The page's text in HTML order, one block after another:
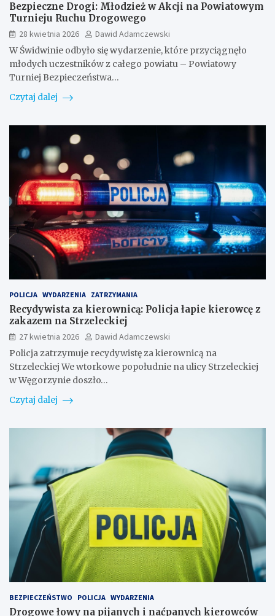
Bezpieczne Drogi: Młodzież w Akcji na Powiatowym
Turnieju Ruchu Drogowego
28 kwietnia 2026
Dawid Adamczewski
W Świdwinie odbyło się wydarzenie, które przyciągnęło
młodych uczestników z całego powiatu – Powiatowy
Turniej Bezpieczeństwa…
Czytaj dalej
POLICJA WYDARZENIA ZATRZYMANIA
Recydywista za kierownicą: Policja łapie kierowcę z
zakazem na Strzeleckiej
27 kwietnia 2026
Dawid Adamczewski
Policja zatrzymuje recydywistę za kierownicą na
Strzeleckiej We wtorkowe popołudnie na ulicy Strzeleckiej
w Węgorzynie doszło…
Czytaj dalej
BEZPIECZEŃSTWO POLICJA WYDARZENIA
Drogowe łowy na pijanych i naćpanych kierowców